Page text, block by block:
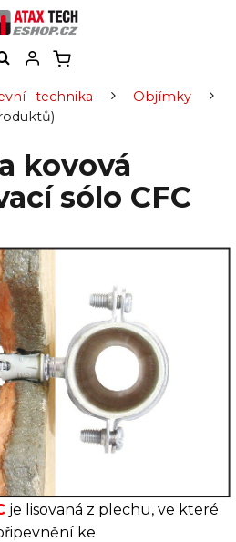
technika
Objímky
kovová
sólo CFC
je lisovaná z plechu, ve které
ke